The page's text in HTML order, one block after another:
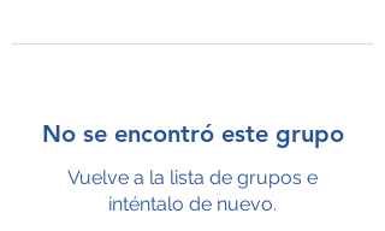
No se encontró este grupo
Vuelve a la lista de grupos e
inténtalo de nuevo.